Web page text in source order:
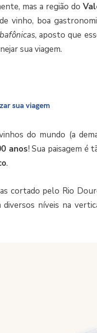
mas a região do
vinho, boa
bafônicas, aposto que
sua viagem.
sua viagem
do mundo (a
anos! Sua paisagem é
.
cortado pelo Rio
níveis na